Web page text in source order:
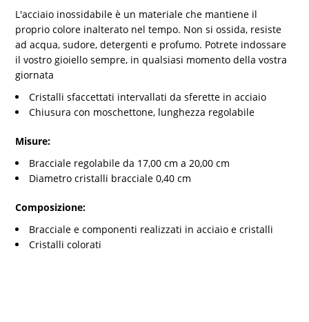
L'acciaio inossidabile è un materiale che mantiene il
proprio colore inalterato nel tempo. Non si ossida, resiste
ad acqua, sudore, detergenti e profumo. Potrete indossare
il vostro gioiello sempre, in qualsiasi momento della vostra
giornata
Cristalli sfaccettati intervallati da sferette in acciaio
Chiusura con moschettone, lunghezza regolabile
Misure:
Bracciale regolabile da 17,00 cm a 20,00 cm
Diametro cristalli bracciale 0,40 cm
Composizione:
Bracciale e componenti realizzati in acciaio e cristalli
Cristalli colorati